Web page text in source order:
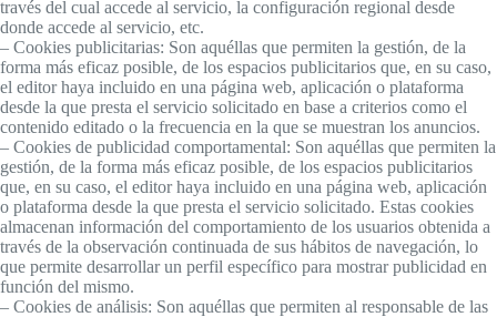
través del cual accede al servicio, la configuración regional desde
donde accede al servicio, etc.
– Cookies publicitarias: Son aquéllas que permiten la gestión, de la
forma más eficaz posible, de los espacios publicitarios que, en su caso,
el editor haya incluido en una página web, aplicación o plataforma
desde la que presta el servicio solicitado en base a criterios como el
contenido editado o la frecuencia en la que se muestran los anuncios.
– Cookies de publicidad comportamental: Son aquéllas que permiten la
gestión, de la forma más eficaz posible, de los espacios publicitarios
que, en su caso, el editor haya incluido en una página web, aplicación
o plataforma desde la que presta el servicio solicitado. Estas cookies
almacenan información del comportamiento de los usuarios obtenida a
través de la observación continuada de sus hábitos de navegación, lo
que permite desarrollar un perfil específico para mostrar publicidad en
función del mismo.
– Cookies de análisis: Son aquéllas que permiten al responsable de las